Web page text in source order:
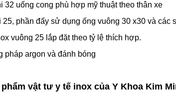
uống cong phù hợp mỹ thuật theo thân xe
phần đấy sử dụng ống vuông 30 x30 và các
vuông 25 lắp đặt theo tỷ lệ thích hợp.
argon và đánh bóng
vật tư y tế inox của Y Khoa Kim